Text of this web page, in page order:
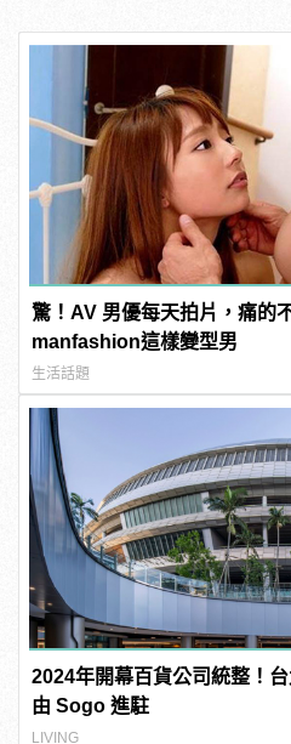
驚！AV 男優每天拍片，痛的
manfashion這樣變型男
生活話題
2024年開幕百貨公司統整！
由 Sogo 進駐
LIVING